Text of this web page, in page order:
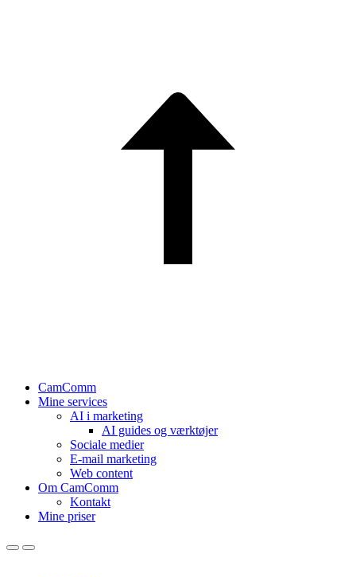
CamComm
Mine services
AI i marketing
AI guides og værktøjer
Sociale medier
E-mail marketing
Web content
Om CamComm
Kontakt
Mine priser